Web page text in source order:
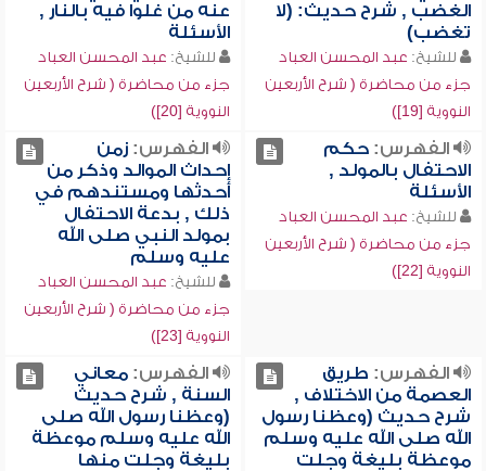
الغضب , شرح حديث: (لا
تغضب)
للشيخ: عبد المحسن العباد
جزء من محاضرة ( شرح الأربعين
النووية [19])
عنه من غلوا فيه بالنار ,
الأسئلة
للشيخ: عبد المحسن العباد
جزء من محاضرة ( شرح الأربعين
النووية [20])
الفهرس:حكم
الاحتفال بالمولد ,
الأسئلة
للشيخ: عبد المحسن العباد
جزء من محاضرة ( شرح الأربعين
النووية [22])
الفهرس:زمن
إحداث الموالد وذكر من
أحدثها ومستندهم في
ذلك , بدعة الاحتفال
بمولد النبي صلى الله
عليه وسلم
للشيخ: عبد المحسن العباد
جزء من محاضرة ( شرح الأربعين
النووية [23])
الفهرس: طريق
العصمة من الاختلاف ,
شرح حديث (وعظنا رسول
الله صلى الله عليه وسلم
موعظة بليغة وجلت
الفهرس:معاني
السنة , شرح حديث
(وعظنا رسول الله صلى
الله عليه وسلم موعظة
بليغة وجلت منها